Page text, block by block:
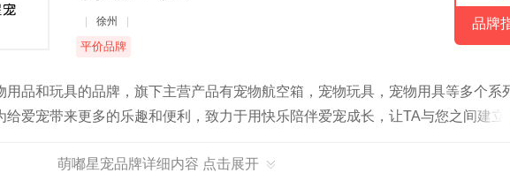
徐州
平价品牌
品牌
用品和玩具的品牌，旗下主营产品有宠物航空箱，宠物玩具，宠物用具等多个系
爱宠带来更多的乐趣和便利，致力于用快乐陪伴爱宠成长，让TA与您之间建立
萌嘟星宠品牌详细内容 点击展开